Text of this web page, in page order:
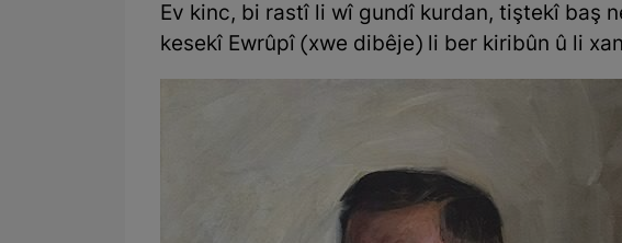
Ev kinc, bi rastî li wî gundî kurdan, tiştekî baş
kesekî Ewrûpî (xwe dibêje) li ber kiribûn û li